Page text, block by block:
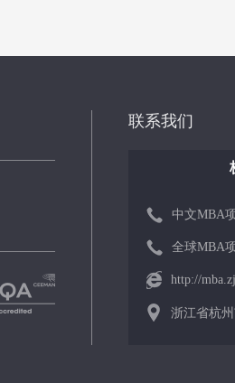
联系我们
中文MBA
全球MBA
http://
浙江省杭